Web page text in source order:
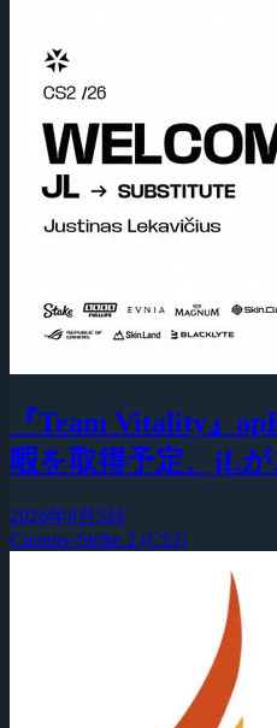
『Team Vitality』
暇を取得予定、jL
2026年8月5日
Counter-Strike 2 (CS2)